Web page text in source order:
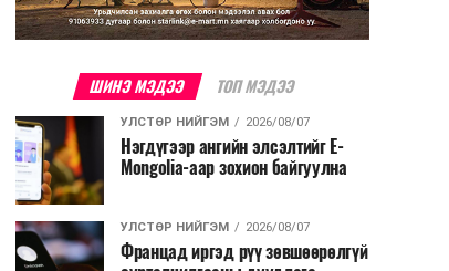
ШИНЭ МЭДЭЭ ТОП МЭДЭЭ
УЛСТӨР НИЙГЭМ 2026/08/07
Нэгдүгээр ангийн элсэлтийг E-
Mongolia-аар зохион байгуулна
УЛСТӨР НИЙГЭМ 2026/08/07
Францад иргэд рүү зөвшөөрөлгүй